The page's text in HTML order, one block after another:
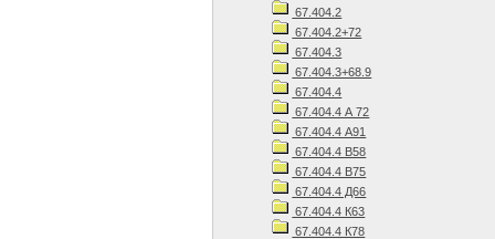
67.404.2
67.404.2+72
67.404.3
67.404.3+68.9
67.404.4
67.404.4 А 72
67.404.4 А91
67.404.4 В58
67.404.4 В75
67.404.4 Д66
67.404.4 К63
67.404.4 К78